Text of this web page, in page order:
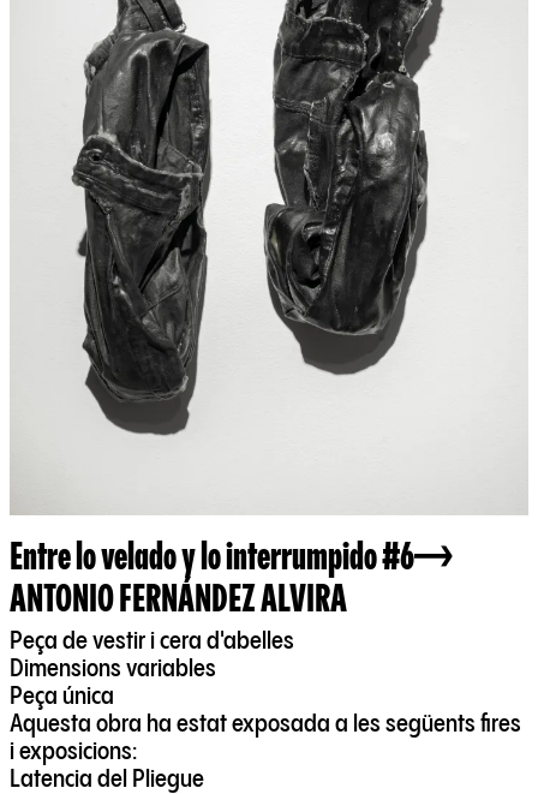
Entre lo velado y lo interrumpido #6
ANTONIO FERNÁNDEZ ALVIRA
Peça de vestir i cera d'abelles
Dimensions variables
Peça única
Aquesta obra ha estat exposada a les següents fires
i exposicions:
Latencia del Pliegue